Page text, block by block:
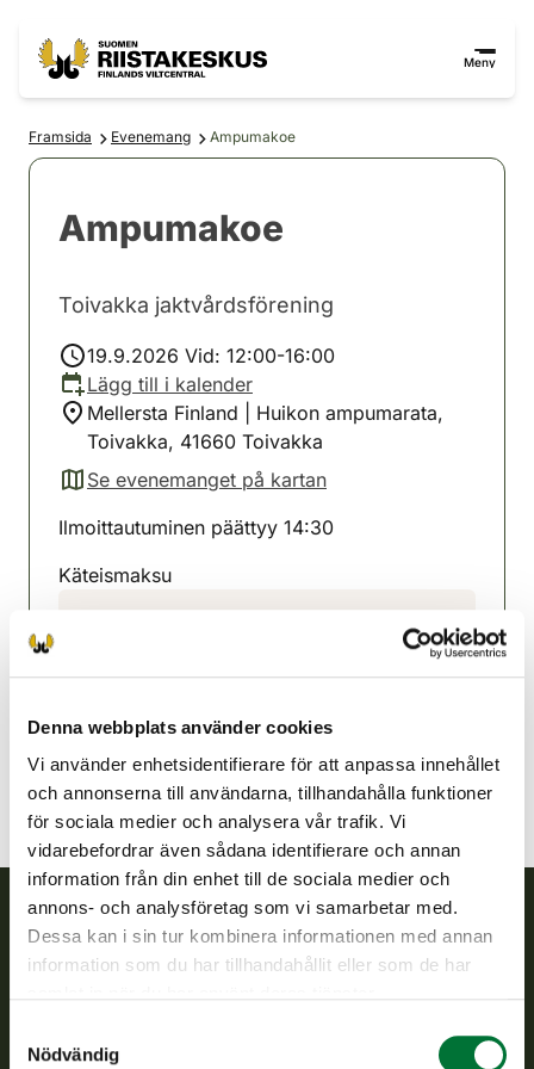
Denna webbplats använder cookies
Vi använder enhetsidentifierare för att anpassa innehållet
och annonserna till användarna, tillhandahålla funktioner
för sociala medier och analysera vår trafik. Vi
vidarebefordrar även sådana identifierare och annan
information från din enhet till de sociala medier och
annons- och analysföretag som vi samarbetar med.
Dessa kan i sin tur kombinera informationen med annan
information som du har tillhandahållit eller som de har
Nödvändig
Meny
Framsida Evenemang Ampumakoe
Ampumakoe
Toivakka jaktvårdsförening
19.9.2026 Vid: 12:00-16:00
Lägg till i kalender
Mellersta Finland | Huikon ampumarata,
Toivakka, 41660 Toivakka
Se evenemanget på kartan
(avautuu uuteen välilehteen)
Ilmoittautuminen päättyy 14:30
Käteismaksu
toivakka@rhy.riista.fi
Finlands viltcentral
jaktvårdsföreningarnas verksamhet, ser till att viltpolitiken
verkställs och svarar för de offentliga förvaltningsuppgifter